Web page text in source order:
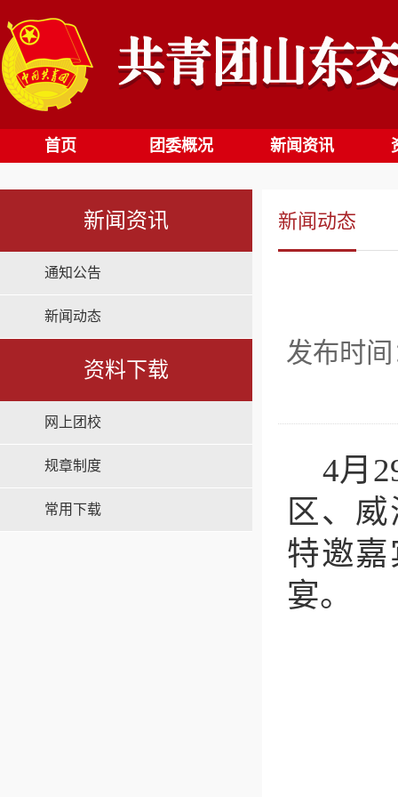
首页 团委概况 新闻资讯
新闻资讯
通知公告
新闻动态
资料下载
网上团校
规章制度
常用下载
新闻动态
发布时
4月
区、
特邀
宴。